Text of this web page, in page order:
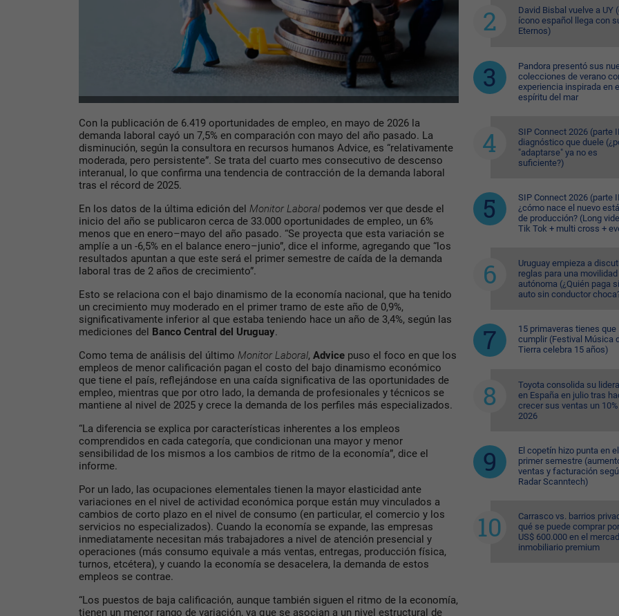
Con la publicación de 6.419 oportunidades de empleo, en mayo de 2026 la
demanda laboral cayó un 7,5% en comparación con mayo del año pasado. La
disminución, según la consultora en recursos humanos Advice, es “relativamente
moderada, pero persistente”. Se trata del cuarto mes consecutivo de descenso
interanual, lo que confirma una tendencia de contracción de la demanda laboral
tras el récord de 2025.
En los datos de la última edición del Monitor Laboral podemos ver que desde el
inicio del año se publicaron cerca de 33.000 oportunidades de empleo, un 6%
menos que en enero–mayo del año pasado. “Se proyecta que esta variación se
amplíe a un -6,5% en el balance enero–junio”, dice el informe, agregando que “los
resultados apuntan a que este será el primer semestre de caída de la demanda
laboral tras de 2 años de crecimiento”.
Esto se relaciona con el bajo dinamismo de la economía nacional, que ha tenido
un crecimiento muy moderado en el primer tramo de este año de 0,9%,
significativamente inferior al que estaba teniendo hace un año de 3,4%, según las
mediciones del
Banco Central del Uruguay.
Como tema de análisis del último Monitor Laboral, Advice puso el foco en que los
empleos de menor calificación pagan el costo del bajo dinamismo económico
que tiene el país, reflejándose en una caída significativa de las oportunidades de
empleo, mientras que por otro lado, la demanda de profesionales y técnicos se
mantiene al nivel de 2025 y crece la demanda de los perfiles más especializados.
“La diferencia se explica por características inherentes a los empleos
comprendidos en cada categoría, que condicionan una mayor y menor
sensibilidad de los mismos a los cambios de ritmo de la economía”, dice el
informe.
Por un lado, las ocupaciones elementales tienen la mayor elasticidad ante
variaciones en el nivel de actividad económica porque están muy vinculados a
cambios de corto plazo en el nivel de consumo (en particular, el comercio y los
servicios no especializados). Cuando la economía se expande, las empresas
inmediatamente necesitan más trabajadores a nivel de atención presencial y
operaciones (más consumo equivale a más ventas, entregas, producción física,
turnos, etcétera), y cuando la economía se desacelera, la demanda de estos
empleos se contrae.
“Los puestos de baja calificación, aunque también siguen el ritmo de la economía,
tienen un menor rango de variación, ya que se asocian a un nivel estructural de
David Bisbal vuelve a UY
ícono español llega con
Eternos)
Pandora presentó sus
colecciones de verano
experiencia inspirada en el
espíritu del mar
SIP Connect 2026 (parte
diagnóstico que duele
"adaptarse" ya no es
suficiente?)
SIP Connect 2026 (parte
¿cómo nace el nuevo
de producción? (Long
Tik Tok + multi cross +
Uruguay empieza a
reglas para una movilidad
autónoma (¿Quién paga
auto sin conductor
15 primaveras tienes que
cumplir (Festival Música
Tierra celebra 15 años)
Toyota consolida su
en España en julio tras
crecer sus ventas un
2026
El copetín hizo punta en el
primer semestre
ventas y facturación
Radar Scanntech)
Carrasco vs. barrios
qué se puede comprar
US$ 600.000 en el
inmobiliario premium